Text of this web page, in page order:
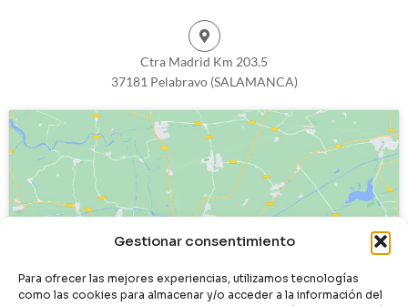
Gestionar consentimiento
Para ofrecer las mejores experiencias, utilizamos tecnologías
como las cookies para almacenar y/o acceder a la información del
Ctra Madrid Km 203.5
37181 Pelabravo (SALAMANCA)
Haz clic para aceptar cookies de